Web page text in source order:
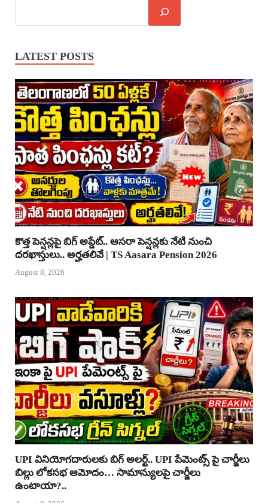
LATEST POSTS
కొత్త పెన్షన్లపై బిగ్ అప్డేట్.. ఆసరా పెన్షన్లకు నేటి నుంచి
దరఖాస్తులు.. అర్హతలివే | TS Aasara Pension 2026
August 8, 2026
UPI వినియోగదారులకు బిగ్ అలర్ట్.. UPI పేమెంట్స్ పై చార్జీలు
బిల్లు లోకసభ ఆమోదం… సామాన్యులపై చార్జీలు
ఉంటాయా?..